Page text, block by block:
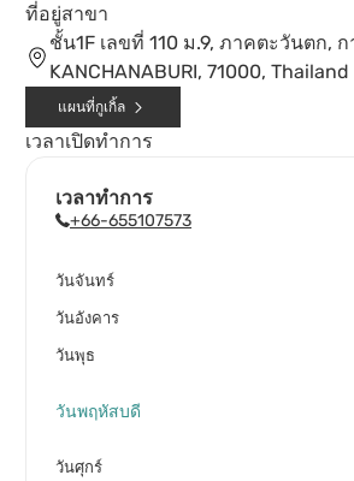
ที่อยู่สาขา
ชั้น1F เลขที่ 110 ม.9, ภาคตะวันตก,
KANCHANABURI, 71000, Thailand
แผนที่กูเกิ้ล
เวลาเปิดทำการ
เวลาทำการ
+66-655107573
วันจันทร์
วันอังคาร
วันพุธ
วันพฤหัสบดี
วันศุกร์